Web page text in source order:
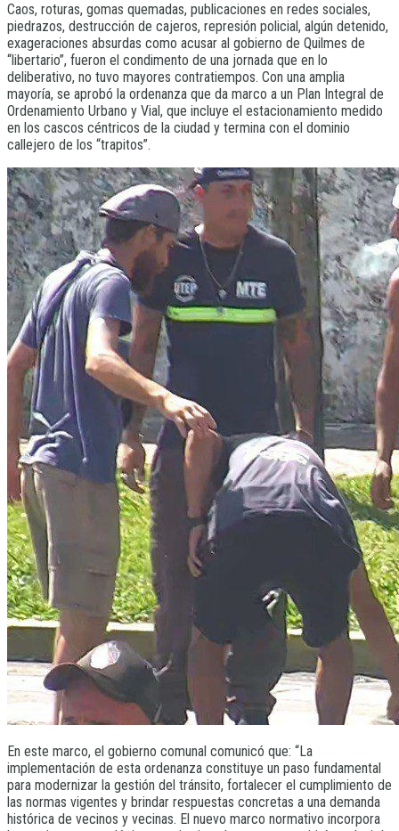
Caos, roturas, gomas quemadas, publicaciones en redes sociales,
piedrazos, destrucción de cajeros, represión policial, algún detenido,
exageraciones absurdas como acusar al gobierno de Quilmes de
“libertario”, fueron el condimento de una jornada que en lo
deliberativo, no tuvo mayores contratiempos. Con una amplia
mayoría, se aprobó la ordenanza que da marco a un Plan Integral de
Ordenamiento Urbano y Vial, que incluye el estacionamiento medido
en los cascos céntricos de la ciudad y termina con el dominio
callejero de los “trapitos”.
En este marco, el gobierno comunal comunicó que: “La
implementación de esta ordenanza constituye un paso fundamental
para modernizar la gestión del tránsito, fortalecer el cumplimiento de
las normas vigentes y brindar respuestas concretas a una demanda
histórica de vecinos y vecinas. El nuevo marco normativo incorpora